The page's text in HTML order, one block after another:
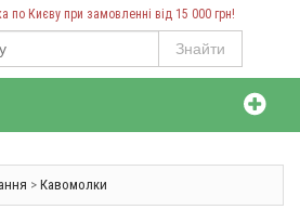
по Києву при замовленні від 15 000 грн!
Знайти
> Кавомолки